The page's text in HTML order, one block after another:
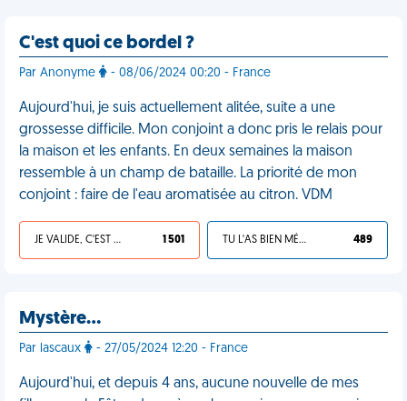
C'est quoi ce bordel ?
Par Anonyme - 08/06/2024 00:20 - France
Aujourd'hui, je suis actuellement alitée, suite a une
grossesse difficile. Mon conjoint a donc pris le relais pour
la maison et les enfants. En deux semaines la maison
ressemble à un champ de bataille. La priorité de mon
conjoint : faire de l'eau aromatisée au citron. VDM
JE VALIDE, C'EST UNE VDM 1 501 TU L'AS BIEN MÉRITÉ 489
Mystère…
Par lascaux - 27/05/2024 12:20 - France
Aujourd'hui, et depuis 4 ans, aucune nouvelle de mes